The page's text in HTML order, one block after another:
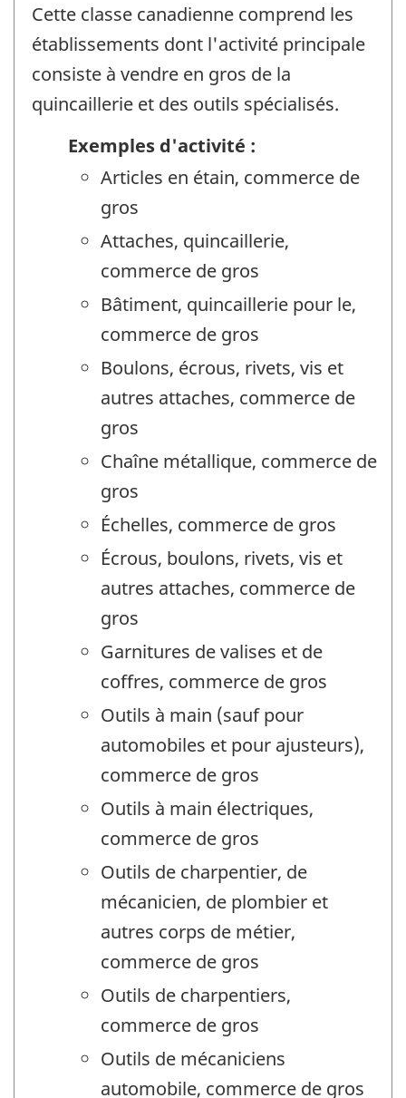
Cette classe canadienne comprend les
établissements dont l'activité principale
consiste à vendre en gros de la
quincaillerie et des outils spécialisés.
Exemples d'activité :
Articles en étain, commerce de
gros
Attaches, quincaillerie,
commerce de gros
Bâtiment, quincaillerie pour le,
commerce de gros
Boulons, écrous, rivets, vis et
autres attaches, commerce de
gros
Chaîne métallique, commerce de
gros
Échelles, commerce de gros
Écrous, boulons, rivets, vis et
autres attaches, commerce de
gros
Garnitures de valises et de
coffres, commerce de gros
Outils à main (sauf pour
automobiles et pour ajusteurs),
commerce de gros
Outils à main électriques,
commerce de gros
Outils de charpentier, de
mécanicien, de plombier et
autres corps de métier,
commerce de gros
Outils de charpentiers,
commerce de gros
Outils de mécaniciens
automobile, commerce de gros